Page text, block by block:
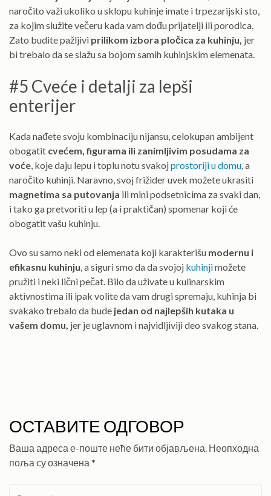
naročito važi ukoliko u sklopu kuhinje imate i trpezarijski sto,
za kojim služite večeru kada vam dođu prijatelji ili porodica.
Zato budite pažljivi prilikom izbora pločica za kuhinju, jer
bi trebalo da se slažu sa bojom samih kuhinjskim elemenata.
#5 Cveće i detalji za lepši
enterijer
Kada nađete svoju kombinaciju nijansu, celokupan ambijent
obogatit cvećem, figurama ili zanimljivim posudama za
voće, koje daju lepu i toplu notu svakojprostoriji u domu, a
naročito kuhinji. Naravno, svoj frižider uvek možete ukrasiti
magnetima sa putovanja ili mini podsetnicima za svaki dan,
i tako ga pretvoriti u lep (a i praktičan) spomenar koji će
obogatit vašu kuhinju.
Ovo su samo neki od elemenata koji karakterišu modernu i
efikasnu kuhinju, a siguri smo da da svojoj kuhinjimožete
pružiti i neki lični pečat. Bilo da uživate u kulinarskim
aktivnostima ili ipak volite da vam drugi spremaju, kuhinja bi
svakako trebalo da bude jedan od najlepših kutaka u
vašem domu, jer je uglavnom i najvidljiviji deo svakog stana.
ОСТАВИТЕ ОДГОВОР
Ваша адреса е-поште неће бити објављена. Неопходна
поља су означена *